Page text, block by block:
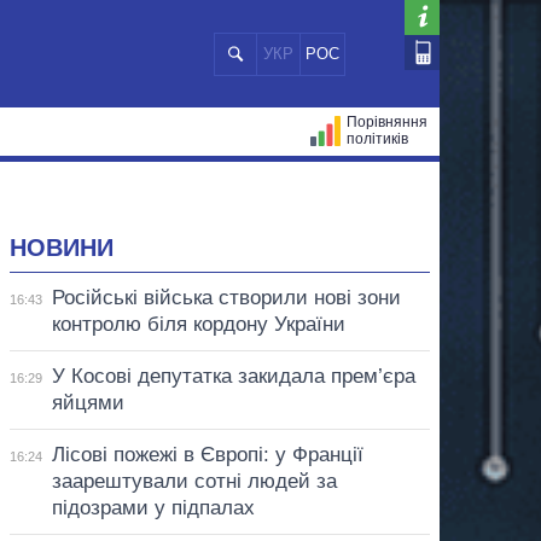
УКР РОС
Порівняння
політиків
НОВИНИ
16:43
Російські війська створили нові зони
контролю біля кордону України
16:29
У Косові депутатка закидала прем’єра
яйцями
16:24
Лісові пожежі в Європі: у Франції
заарештували сотні людей за
підозрами у підпалах